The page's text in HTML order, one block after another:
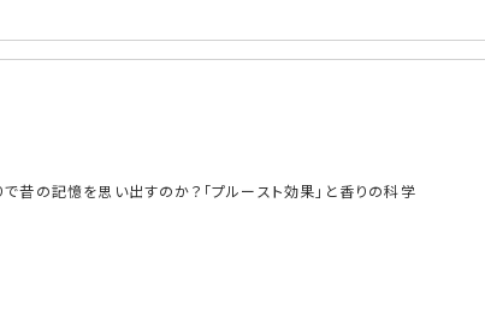
昔の記憶を思い出すのか？「プルースト効果」と香りの科学